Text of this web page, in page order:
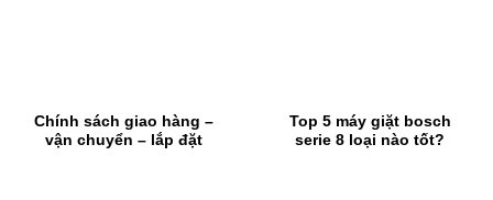
Chính sách giao hàng –
vận chuyển – lắp đặt
Top 5 máy giặt bosch
serie 8 loại nào tốt?